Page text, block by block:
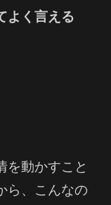
よく言える
を動かすこと
ら、こんなの